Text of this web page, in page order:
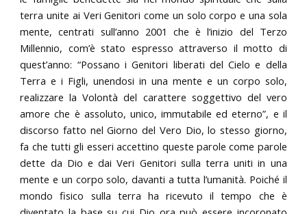
terra unite ai Veri Genitori come un solo corpo e una sola
mente, centrati sull’anno 2001 che è l’inizio del Terzo
Millennio, com’è stato espresso attraverso il motto di
quest’anno: “Possano i Genitori liberati del Cielo e della
Terra e i Figli, unendosi in una mente e un corpo solo,
realizzare la Volontà del carattere soggettivo del vero
amore che è assoluto, unico, immutabile ed eterno”, e il
discorso fatto nel Giorno del Vero Dio, lo stesso giorno,
fa che tutti gli esseri accettino queste parole come parole
dette da Dio e dai Veri Genitori sulla terra uniti in una
mente e un corpo solo, davanti a tutta l’umanità. Poiché il
mondo fisico sulla terra ha ricevuto il tempo che è